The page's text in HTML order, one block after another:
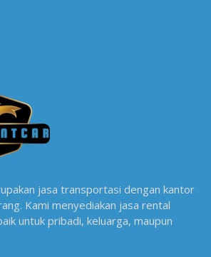
jasa transportasi dengan kantor
Kami menyediakan jasa rental
untuk pribadi, keluarga, maupun